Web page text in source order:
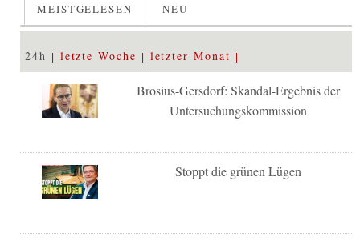
MEISTGELESEN NEU
24h letzte Woche letzter Monat
Brosius-Gersdorf: Skandal-Ergebnis der
Untersuchungskommission
Stoppt die grünen Lügen